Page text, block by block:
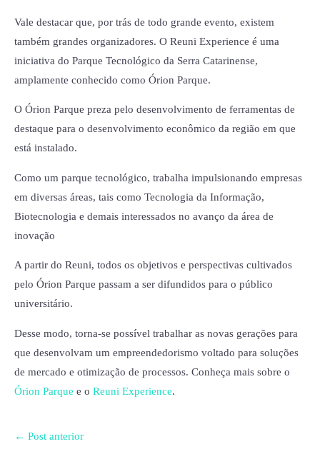
Vale destacar que, por trás de todo grande evento, existem
também grandes organizadores. O Reuni Experience é uma
iniciativa do Parque Tecnológico da Serra Catarinense,
amplamente conhecido como Órion Parque.
O Órion Parque preza pelo desenvolvimento de ferramentas de
destaque para o desenvolvimento econômico da região em que
está instalado.
Como um parque tecnológico, trabalha impulsionando empresas
em diversas áreas, tais como Tecnologia da Informação,
Biotecnologia e demais interessados no avanço da área de
inovação
A partir do Reuni, todos os objetivos e perspectivas cultivados
pelo Órion Parque passam a ser difundidos para o público
universitário.
Desse modo, torna-se possível trabalhar as novas gerações para
que desenvolvam um empreendedorismo voltado para soluções
de mercado e otimização de processos. Conheça mais sobre o
Órion Parque e o Reuni Experience.
← Post anterior